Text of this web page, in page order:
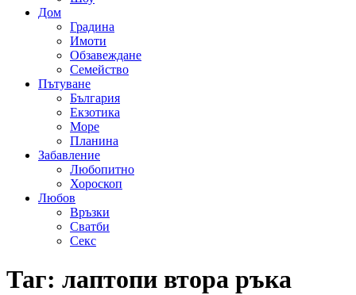
Дом
Градина
Имоти
Обзавеждане
Семейство
Пътуване
България
Екзотика
Море
Планина
Забавление
Любопитно
Хороскоп
Любов
Връзки
Сватби
Секс
Таг: лаптопи втора ръка